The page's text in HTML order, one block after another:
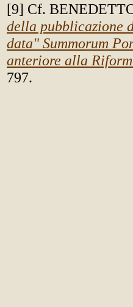
[9] Cf.
della pubblicazione
data" Summorum
anteriore alla
797.